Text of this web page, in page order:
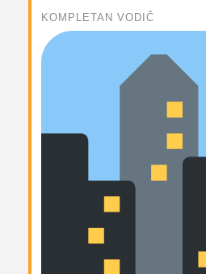
KOMPLETAN VODIČ